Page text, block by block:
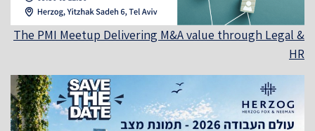
The PMI Meetup Delivering M&A value through Legal &
HR